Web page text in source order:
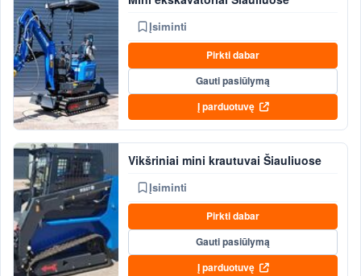
Įsiminti
Pirkti dabar
Gauti pasiūlymą
Į parduotuvę
Vikšriniai mini krautuvai Šiauliuose
Įsiminti
Pirkti dabar
Gauti pasiūlymą
Į parduotuvę